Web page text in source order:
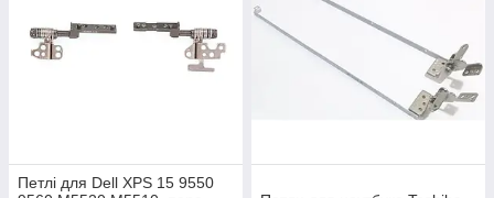
Петлі для Dell XPS 15 9550